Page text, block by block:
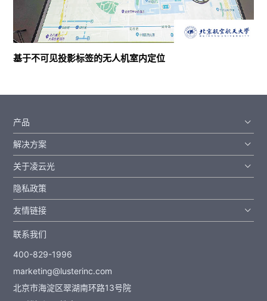
基于不可见投影标签的无人机室内定位
产品
解决方案
关于凌云光
隐私政策
友情链接
联系我们
400-829-1996
marketing@lusterinc.com
北京市海淀区翠湖南环路13号院